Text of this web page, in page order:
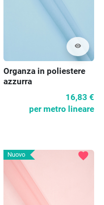
visibility
Organza in poliestere
azzurra
16,83 €
per metro lineare
Nuovo favorite